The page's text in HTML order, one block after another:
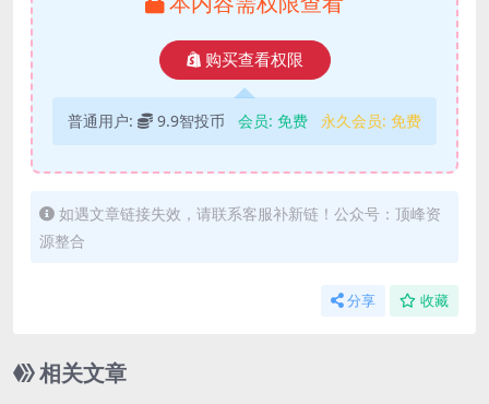
购买查看权限
普通用户: 9.9智投币 会员: 免费 永久会员: 免费
如遇文章链接失效，请联系客服补新链！公众号：顶峰资
源整合
分享 收藏
相关文章